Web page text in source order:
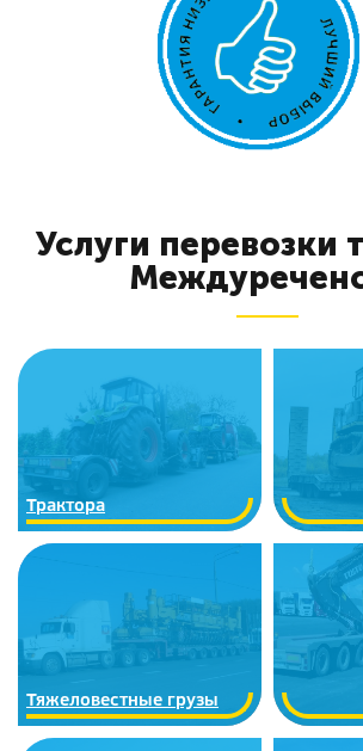
Услуги перевозки
Трактора
Тяжеловестные грузы